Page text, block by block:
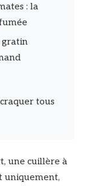
: la
gratin
tous
une cuillère à
uniquement,